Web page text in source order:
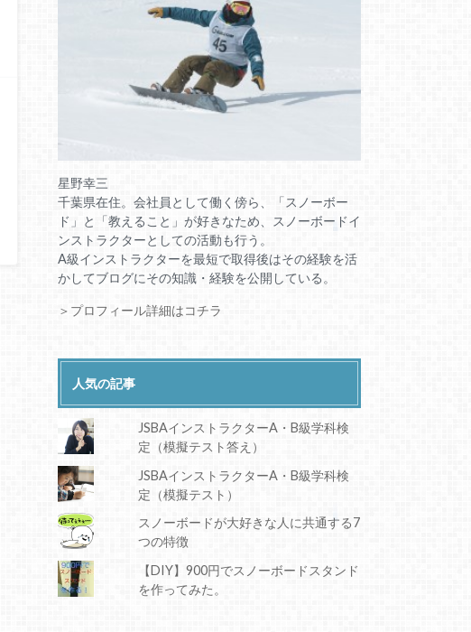
星野幸三
千葉県在住。会社員として働く傍ら、「スノーボー
ド」と「教えること」が好きなため、スノーボードイ
ンストラクターとしての活動も行う。
A級インストラクターを最短で取得後はその経験を活
かしてブログにその知識・経験を公開している。
＞プロフィール詳細はコチラ
人気の記事
JSBAインストラクターA・B級学科検
定（模擬テスト答え）
JSBAインストラクターA・B級学科検
定（模擬テスト）
スノーボードが大好きな人に共通する7
つの特徴
【DIY】900円でスノーボードスタンド
を作ってみた。